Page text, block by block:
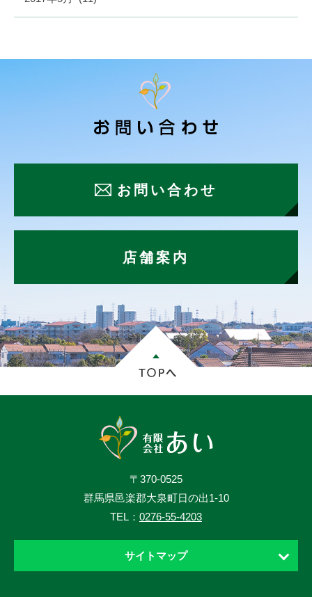
お問い合わせ
店舗案内
〒370-0525
群馬県邑楽郡大泉町日の出1-10
TEL： 0276-55-4203
サイトマップ